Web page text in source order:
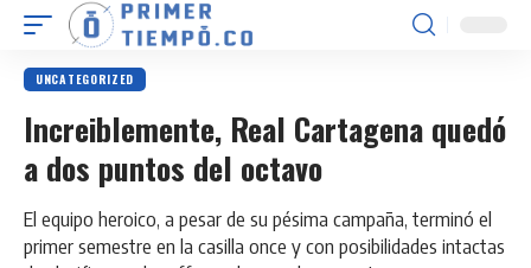
UNCATEGORIZED
Increiblemente, Real Cartagena quedó
a dos puntos del octavo
El equipo heroico, a pesar de su pésima campaña, terminó el
primer semestre en la casilla once y con posibilidades intactas